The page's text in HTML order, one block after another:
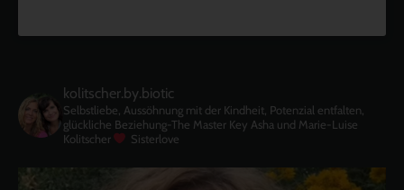
kolitscher.by.biotic
Selbstliebe, Aussöhnung mit der Kindheit, Potenzial entfalten,
glückliche Beziehung-The Master Key Asha und Marie-Luise
Kolitscher
Sisterlove